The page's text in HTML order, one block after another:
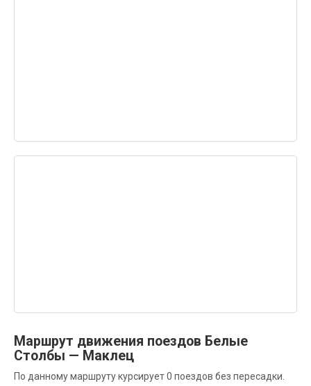
Маршрут движения поездов Белые
Столбы — Маклец
По данному маршруту курсирует 0 поездов без пересадки.